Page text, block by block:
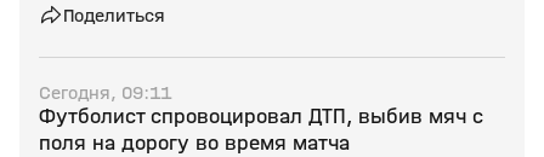
Поделиться
Сегодня, 09:11
Футболист спровоцировал ДТП, выбив мяч с
поля на дорогу во время матча